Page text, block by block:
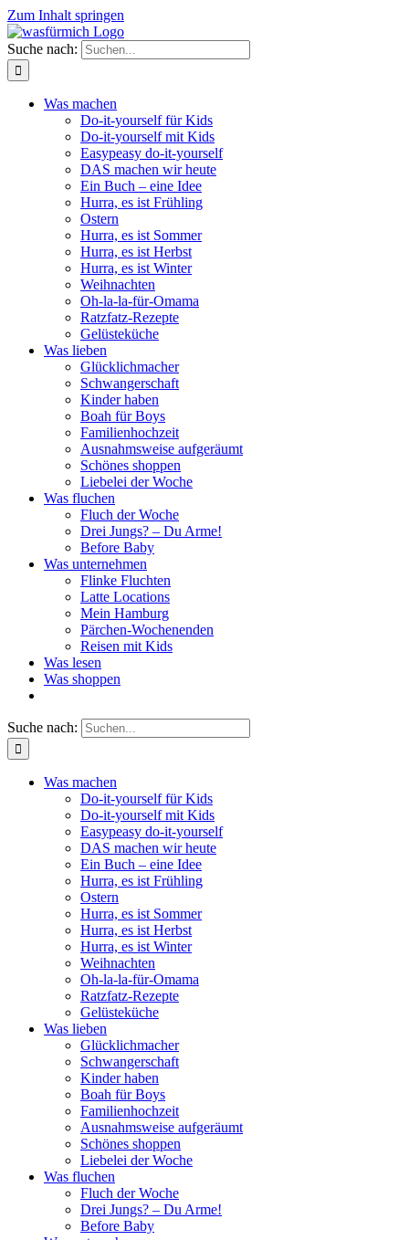
Zum Inhalt springen
Suche nach:
Was machen
Do-it-yourself für Kids
Do-it-yourself mit Kids
Easypeasy do-it-yourself
DAS machen wir heute
Ein Buch – eine Idee
Hurra, es ist Frühling
Ostern
Hurra, es ist Sommer
Hurra, es ist Herbst
Hurra, es ist Winter
Weihnachten
Oh-la-la-für-Omama
Ratzfatz-Rezepte
Gelüsteküche
Was lieben
Glücklichmacher
Schwangerschaft
Kinder haben
Boah für Boys
Familienhochzeit
Ausnahmsweise aufgeräumt
Schönes shoppen
Liebelei der Woche
Was fluchen
Fluch der Woche
Drei Jungs? – Du Arme!
Before Baby
Was unternehmen
Flinke Fluchten
Latte Locations
Mein Hamburg
Pärchen-Wochenenden
Reisen mit Kids
Was lesen
Was shoppen
Suche nach:
Was machen
Do-it-yourself für Kids
Do-it-yourself mit Kids
Easypeasy do-it-yourself
DAS machen wir heute
Ein Buch – eine Idee
Hurra, es ist Frühling
Ostern
Hurra, es ist Sommer
Hurra, es ist Herbst
Hurra, es ist Winter
Weihnachten
Oh-la-la-für-Omama
Ratzfatz-Rezepte
Gelüsteküche
Was lieben
Glücklichmacher
Schwangerschaft
Kinder haben
Boah für Boys
Familienhochzeit
Ausnahmsweise aufgeräumt
Schönes shoppen
Liebelei der Woche
Was fluchen
Fluch der Woche
Drei Jungs? – Du Arme!
Before Baby